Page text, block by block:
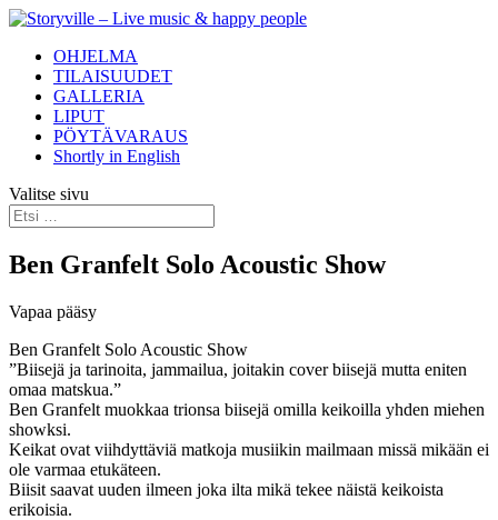
OHJELMA
TILAISUUDET
GALLERIA
LIPUT
PÖYTÄVARAUS
Shortly in English
Valitse sivu
Ben Granfelt Solo Acoustic Show
Vapaa pääsy
Ben Granfelt Solo Acoustic Show
”Biisejä ja tarinoita, jammailua, joitakin cover biisejä mutta eniten
omaa matskua.”
Ben Granfelt muokkaa trionsa biisejä omilla keikoilla yhden miehen
showksi.
Keikat ovat viihdyttäviä matkoja musiikin mailmaan missä mikään ei
ole varmaa etukäteen.
Biisit saavat uuden ilmeen joka ilta mikä tekee näistä keikoista
erikoisia.